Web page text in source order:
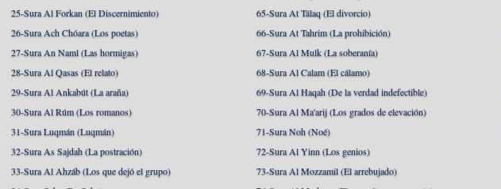
25-Sura Al Forkan (El Discernimiento)
26-Sura Ach Chóara (Los poetas)
27-Sura An Naml (Las hormigas)
28-Sura Al Qasas (El relato)
29-Sura Al Ankabút (La araña)
30-Sura Al Rúm (Los romanos)
31-Sura Luqmán (Luqmán)
32-Sura As Sajdah (La postración)
33-Sura Al Ahzáb (Los que dejó el grupo)
65-Sura At Tálaq (El divorcio)
66-Sura At Tahrim (La prohibición)
67-Sura Al Mulk (La soberanía)
68-Sura Al Calam (El cálamo)
69-Sura Al Haqah (De la verdad indefectible)
70-Sura Al Ma'arij (Los grados de elevación)
71-Sura Noh (Noé)
72-Sura Al Yinn (Los genios)
73-Sura Al Mozzamil (El arrebujado)